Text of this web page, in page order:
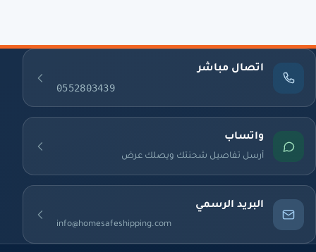
اتصال مباشر
0552803439
واتساب
أرسل تفاصيل شحنتك ويصلك عرض
البريد الرسمي
info@homesafeshipping.com